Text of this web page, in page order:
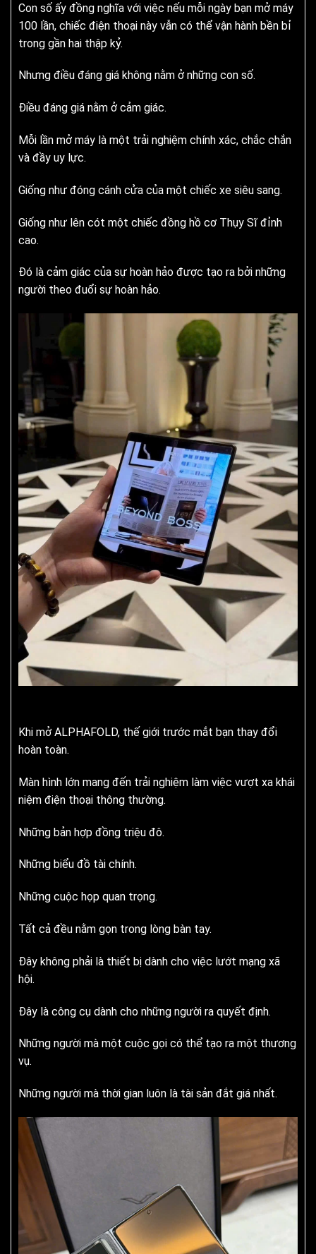
Con số ấy đồng nghĩa với việc nếu mỗi ngày bạn mở máy
100 lần, chiếc điện thoại này vẫn có thể vận hành bền bỉ
trong gần hai thập kỷ.
Nhưng điều đáng giá không nằm ở những con số.
Điều đáng giá nằm ở cảm giác.
Mỗi lần mở máy là một trải nghiệm chính xác, chắc chắn
và đầy uy lực.
Giống như đóng cánh cửa của một chiếc xe siêu sang.
Giống như lên cót một chiếc đồng hồ cơ Thụy Sĩ đỉnh
cao.
Đó là cảm giác của sự hoàn hảo được tạo ra bởi những
người theo đuổi sự hoàn hảo.
Khi mở ALPHAFOLD, thế giới trước mắt bạn thay đổi
hoàn toàn.
Màn hình lớn mang đến trải nghiệm làm việc vượt xa khái
niệm điện thoại thông thường.
Những bản hợp đồng triệu đô.
Những biểu đồ tài chính.
Những cuộc họp quan trọng.
Tất cả đều nằm gọn trong lòng bàn tay.
Đây không phải là thiết bị dành cho việc lướt mạng xã
hội.
Đây là công cụ dành cho những người ra quyết định.
Những người mà một cuộc gọi có thể tạo ra một thương
vụ.
Những người mà thời gian luôn là tài sản đắt giá nhất.